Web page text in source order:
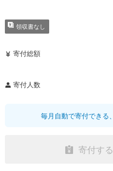
領収書なし
寄付総額
寄付人数
毎月自動で寄付できる
寄付する